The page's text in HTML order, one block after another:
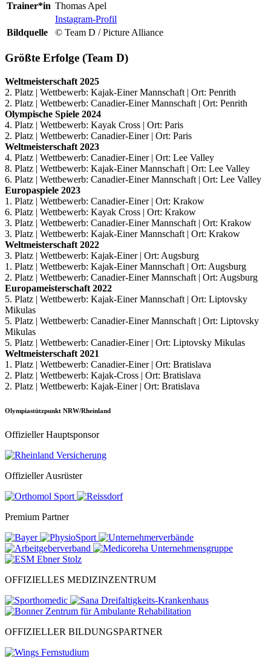
Trainer*in Thomas Apel
Instagram-Profil
Bildquelle
© Team D / Picture Alliance
Größte Erfolge (Team D)
Weltmeisterschaft 2025
2. Platz | Wettbewerb: Kajak-Einer Mannschaft | Ort: Penrith
2. Platz | Wettbewerb: Canadier-Einer Mannschaft | Ort: Penrith
Olympische Spiele 2024
4. Platz | Wettbewerb: Kayak Cross | Ort: Paris
2. Platz | Wettbewerb: Canadier-Einer | Ort: Paris
Weltmeisterschaft 2023
4. Platz | Wettbewerb: Canadier-Einer | Ort: Lee Valley
8. Platz | Wettbewerb: Kajak-Einer Mannschaft | Ort: Lee Valley
6. Platz | Wettbewerb: Canadier-Einer Mannschaft | Ort: Lee Valley
Europaspiele 2023
1. Platz | Wettbewerb: Canadier-Einer | Ort: Krakow
6. Platz | Wettbewerb: Kayak Cross | Ort: Krakow
3. Platz | Wettbewerb: Canadier-Einer Mannschaft | Ort: Krakow
3. Platz | Wettbewerb: Kajak-Einer Mannschaft | Ort: Krakow
Weltmeisterschaft 2022
3. Platz | Wettbewerb: Kajak-Einer | Ort: Augsburg
1. Platz | Wettbewerb: Kajak-Einer Mannschaft | Ort: Augsburg
2. Platz | Wettbewerb: Canadier-Einer Mannschaft | Ort: Augsburg
Europameisterschaft 2022
5. Platz | Wettbewerb: Kajak-Einer Mannschaft | Ort: Liptovsky
Mikulas
5. Platz | Wettbewerb: Canadier-Einer Mannschaft | Ort: Liptovsky
Mikulas
5. Platz | Wettbewerb: Canadier-Einer | Ort: Liptovsky Mikulas
Weltmeisterschaft 2021
1. Platz | Wettbewerb: Canadier-Einer | Ort: Bratislava
2. Platz | Wettbewerb: Kajak-Cross | Ort: Bratislava
2. Platz | Wettbewerb: Kajak-Einer | Ort: Bratislava
Olympiastützpunkt NRW/Rheinland
Offizieller Hauptsponsor
Offizieller Ausrüster
Premium Partner
OFFIZIELLES MEDIZINZENTRUM
OFFIZIELLER BILDUNGSPARTNER